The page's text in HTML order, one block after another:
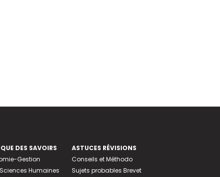
DES SAVOIRS
Gestion
Humaines
ASTUCES RÉVISIONS
Conseils et Méthodo
Sujets probables Brevet